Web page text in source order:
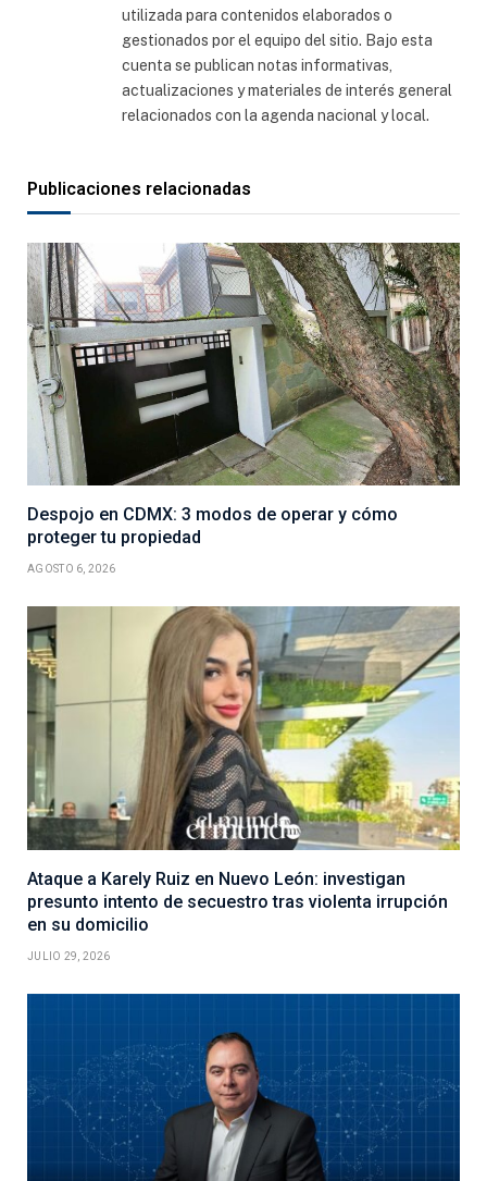
utilizada para contenidos elaborados o
gestionados por el equipo del sitio. Bajo esta
cuenta se publican notas informativas,
actualizaciones y materiales de interés general
relacionados con la agenda nacional y local.
Publicaciones relacionadas
Despojo en CDMX: 3 modos de operar y cómo
proteger tu propiedad
AGOSTO 6, 2026
Ataque a Karely Ruiz en Nuevo León: investigan
presunto intento de secuestro tras violenta irrupción
en su domicilio
JULIO 29, 2026